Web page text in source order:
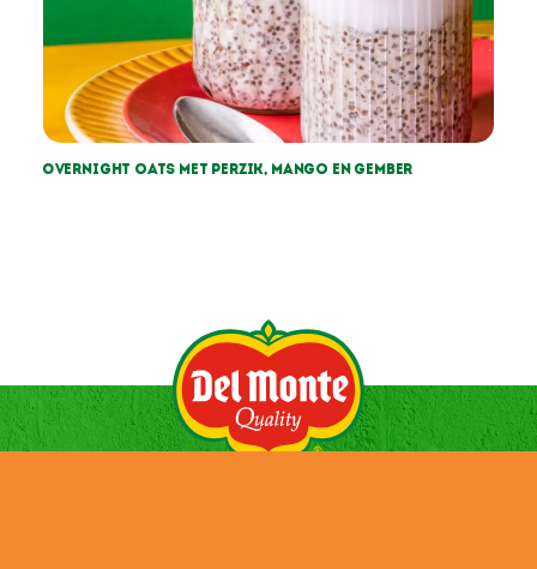
Overnight oats met perzik, mango en gember